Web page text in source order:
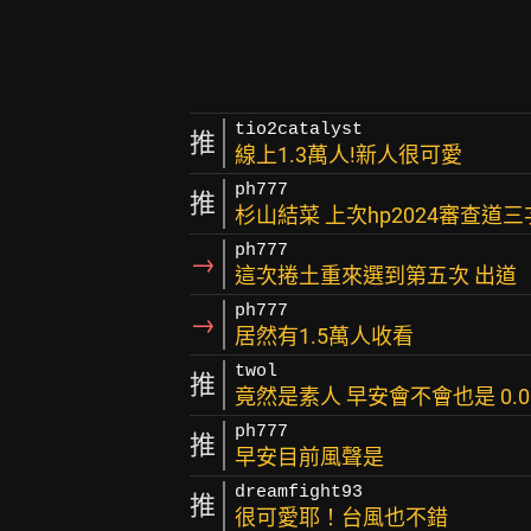
推 tio2catalyst
線上1.3萬人!新人很可愛
推 ph777
杉山結菜 上次hp2024審查道三
→ ph777
這次捲土重來選到第五次 出道
→ ph777
居然有1.5萬人收看
推 twol
竟然是素人 早安會不會也是 0.0
推 ph777
早安目前風聲是
推 dreamfight93
很可愛耶！台風也不錯